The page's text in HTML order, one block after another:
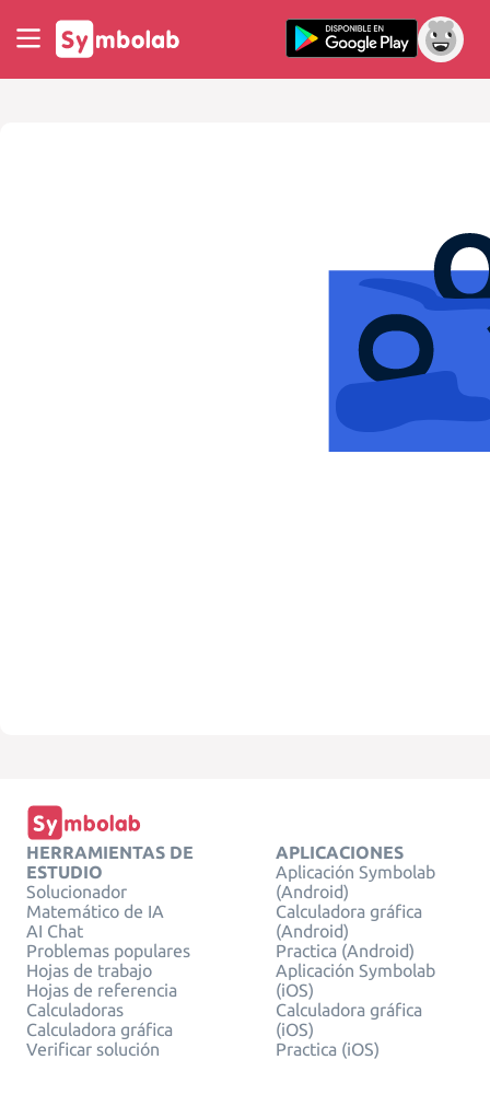
HERRAMIENTAS DE
ESTUDIO
Solucionador
Matemático de IA
AI Chat
Problemas populares
Hojas de trabajo
Hojas de referencia
Calculadoras
Calculadora gráfica
Verificar solución
APLICACIONES
Aplicación Symbolab
(Android)
Calculadora gráfica
(Android)
Practica (Android)
Aplicación Symbolab
(iOS)
Calculadora gráfica
(iOS)
Practica (iOS)